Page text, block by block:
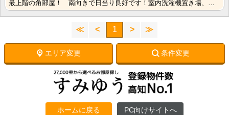
最上階の角部屋！ 南向きで日当り良好です！室内洗濯機置き場、独立洗面台付き！ シューズボックス・クロ･･･
≪ < 1 > ≫
エリア変更 条件変更
ホームに戻る PC向けサイトへ